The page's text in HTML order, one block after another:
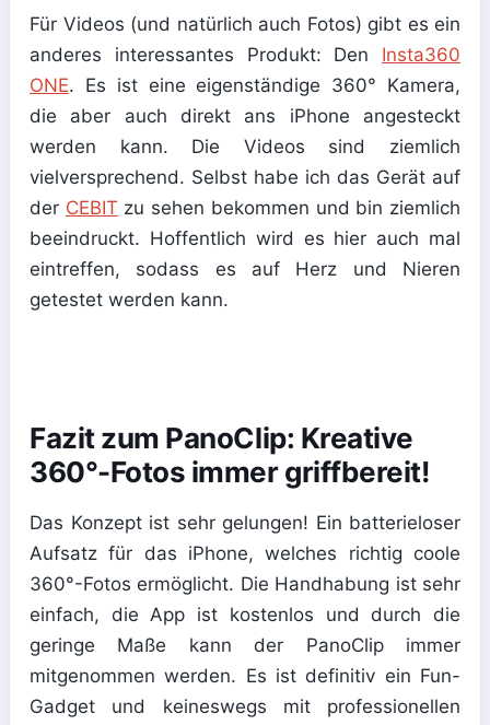
Für Videos (und natürlich auch Fotos) gibt es ein
anderes interessantes Produkt: Den Insta360
ONE. Es ist eine eigenständige 360° Kamera,
die aber auch direkt ans iPhone angesteckt
werden kann. Die Videos sind ziemlich
vielversprechend. Selbst habe ich das Gerät auf
der CEBIT zu sehen bekommen und bin ziemlich
beeindruckt. Hoffentlich wird es hier auch mal
eintreffen, sodass es auf Herz und Nieren
getestet werden kann.
Fazit zum PanoClip: Kreative
360°-Fotos immer griffbereit!
Das Konzept ist sehr gelungen! Ein batterieloser
Aufsatz für das iPhone, welches richtig coole
360°-Fotos ermöglicht. Die Handhabung ist sehr
einfach, die App ist kostenlos und durch die
geringe Maße kann der PanoClip immer
mitgenommen werden. Es ist definitiv ein Fun-
Gadget und keineswegs mit professionellen